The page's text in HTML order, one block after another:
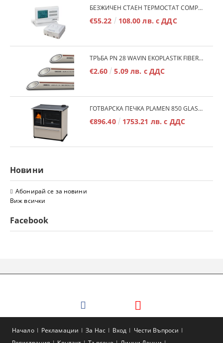
БЕЗЖИЧЕН СТАЕН ТЕРМОСТАТ COMPUTHERM Q7RF
€55.22 108.00 лв. с ДДС
ТРЪБА PN 28 WAVIN EKOPLASTIK FIBER BASALT PLUS - 3М/БР.
€2.60 5.09 лв. с ДДС
ГОТВАРСКА ПЕЧКА PLAMEN 850 GLAS 11KW
€896.40 1753.21 лв. с ДДС
Новини
Абонирай се за новини
Виж всички
Facebook
Начало Рекламации За Нас Вход
Чести Въпроси